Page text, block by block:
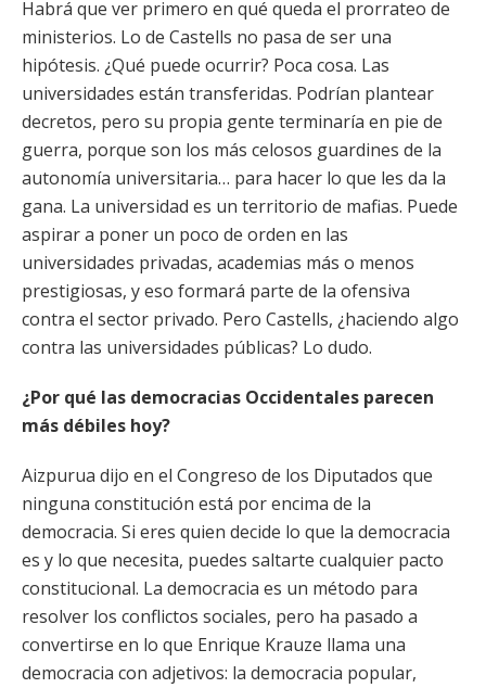
Habrá que ver primero en qué queda el prorrateo de
ministerios. Lo de Castells no pasa de ser una
hipótesis. ¿Qué puede ocurrir? Poca cosa. Las
universidades están transferidas. Podrían plantear
decretos, pero su propia gente terminaría en pie de
guerra, porque son los más celosos guardines de la
autonomía universitaria… para hacer lo que les da la
gana. La universidad es un territorio de mafias. Puede
aspirar a poner un poco de orden en las
universidades privadas, academias más o menos
prestigiosas, y eso formará parte de la ofensiva
contra el sector privado. Pero Castells, ¿haciendo algo
contra las universidades públicas? Lo dudo.
¿Por qué las democracias Occidentales parecen
más débiles hoy?
Aizpurua dijo en el Congreso de los Diputados que
ninguna constitución está por encima de la
democracia. Si eres quien decide lo que la democracia
es y lo que necesita, puedes saltarte cualquier pacto
constitucional. La democracia es un método para
resolver los conflictos sociales, pero ha pasado a
convertirse en lo que Enrique Krauze llama una
democracia con adjetivos: la democracia popular,